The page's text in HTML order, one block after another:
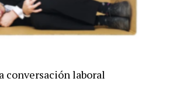
conversación laboral